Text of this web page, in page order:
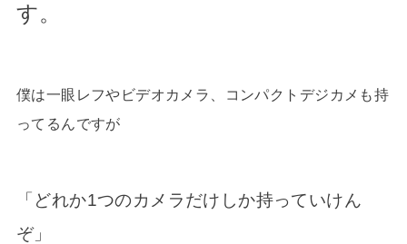
す。
僕は一眼レフやビデオカメラ、コンパクトデジカメも持
ってるんですが
「どれか1つのカメラだけしか持っていけん
ぞ」